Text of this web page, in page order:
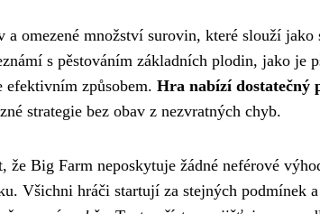
omezené množství surovin, které slouží
s pěstováním základních plodin, jako je
efektivním způsobem. Hra nabízí dostatečný
strategie bez obav z nezvratných chyb.
že Big Farm neposkytuje žádné neférové
Všichni hráči startují za stejných podmínek a